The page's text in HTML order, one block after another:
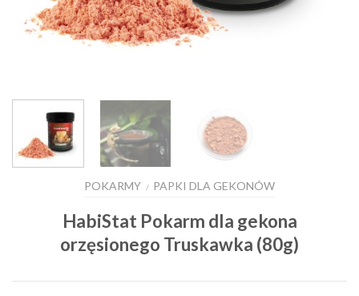
POKARMY / PAPKI DLA GEKONÓW
HabiStat Pokarm dla gekona
orzęsionego Truskawka (80g)